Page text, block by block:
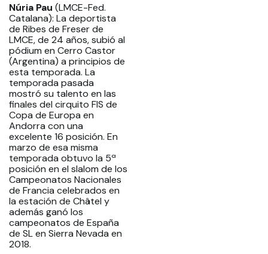
Núria Pau (LMCE-Fed.
Catalana): La deportista
de Ribes de Freser de
LMCE, de 24 años, subió al
pódium en Cerro Castor
(Argentina) a principios de
esta temporada. La
temporada pasada
mostró su talento en las
finales del cirquito FIS de
Copa de Europa en
Andorra con una
excelente 16 posición. En
marzo de esa misma
temporada obtuvo la 5ª
posición en el slalom de los
Campeonatos Nacionales
de Francia celebrados en
la estación de Châtel y
además ganó los
campeonatos de España
de SL en Sierra Nevada en
2018.